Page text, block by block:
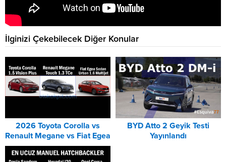
İlginizi Çekebilecek Diğer Konular
2026 Toyota Corolla vs
Renault Megane vs Fiat Egea
DCT Karşılaştırması
BYD Atto 2 Geyik Testi
Yayınlandı